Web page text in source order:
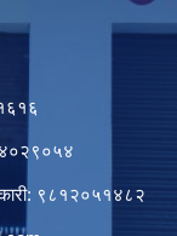
९८१२०५१४८२